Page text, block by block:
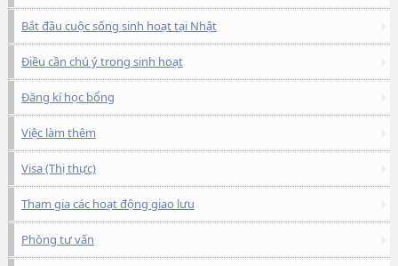
Bắt đầu cuộc sống sinh hoạt tại Nhật
Điều cần chú ý trong sinh hoạt
Đăng kí học bổng
Việc làm thêm
Visa (Thị thực)
Tham gia các hoạt động giao lưu
Phòng tư vấn